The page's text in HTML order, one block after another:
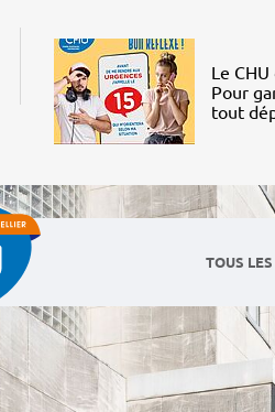
Le
Pour
tout
TOUS